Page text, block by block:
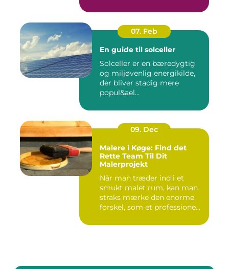
07. Feb
En guide til solceller
Solceller er en bæredygtig
og miljøvenlig energikilde,
der bliver stadig mere
popul&ael...
09. Dec
Malere i Køge: Find det
Rette Team Til Dit
Malerprojekt
Når man træder ind i et
smukt malet rum, kan man
straks mærke den enorme
forskel, som et professione...